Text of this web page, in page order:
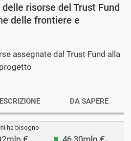
risorse del Trust Fund
delle frontiere e
assegnate dal Trust Fund alla
DA SAPERE